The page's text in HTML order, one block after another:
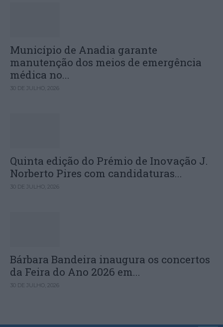
Município de Anadia garante
manutenção dos meios de emergência
médica no...
30 DE JULHO, 2026
Quinta edição do Prémio de Inovação J.
Norberto Pires com candidaturas...
30 DE JULHO, 2026
Bárbara Bandeira inaugura os concertos
da Feira do Ano 2026 em...
30 DE JULHO, 2026